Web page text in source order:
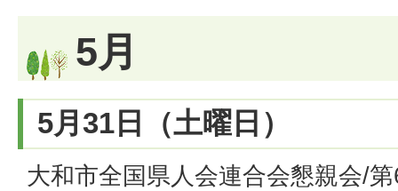
5月
5月31日（土曜日）
大和市全国県人会連合会懇親会/